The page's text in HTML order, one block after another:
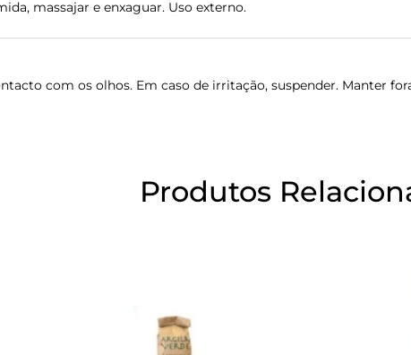
massajar e enxaguar. Uso externo.
com os olhos. Em caso de irritação, suspender. Manter
Produtos